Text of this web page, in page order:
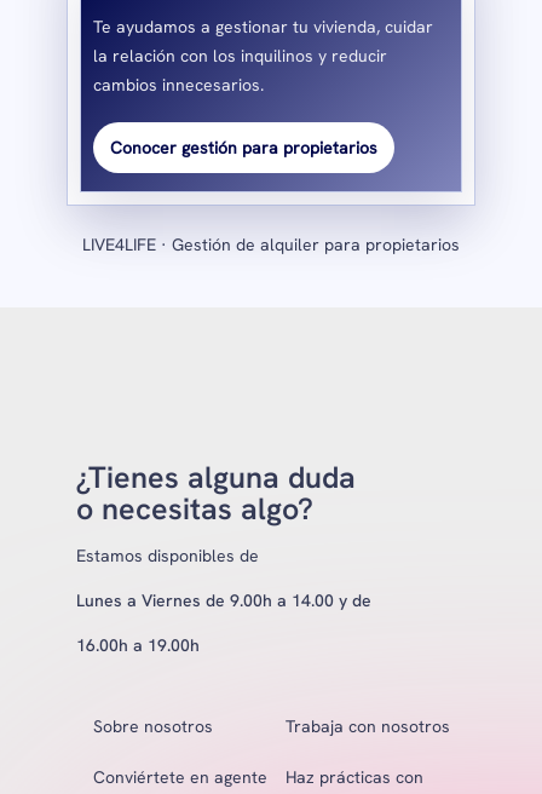
Te ayudamos a gestionar tu vivienda, cuidar
la relación con los inquilinos y reducir
cambios innecesarios.
Conocer gestión para propietarios
LIVE4LIFE · Gestión de alquiler para propietarios
¿Tienes alguna duda
o necesitas algo?
Estamos disponibles de
Lunes a Viernes de 9.00h a 14.00 y de
16.00h a 19.00h
Sobre nosotros Trabaja con nosotros
Conviértete en agente
Haz prácticas con